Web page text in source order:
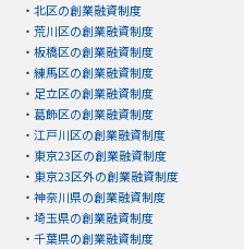
・ 北区の創業融資制度
・ 荒川区の創業融資制度
・ 板橋区の創業融資制度
・ 練馬区の創業融資制度
・ 足立区の創業融資制度
・ 葛飾区の創業融資制度
・ 江戸川区の創業融資制度
・ 東京23区の創業融資制度
・ 東京23区外の創業融資制度
・ 神奈川県の創業融資制度
・ 埼玉県の創業融資制度
・ 千葉県の創業融資制度